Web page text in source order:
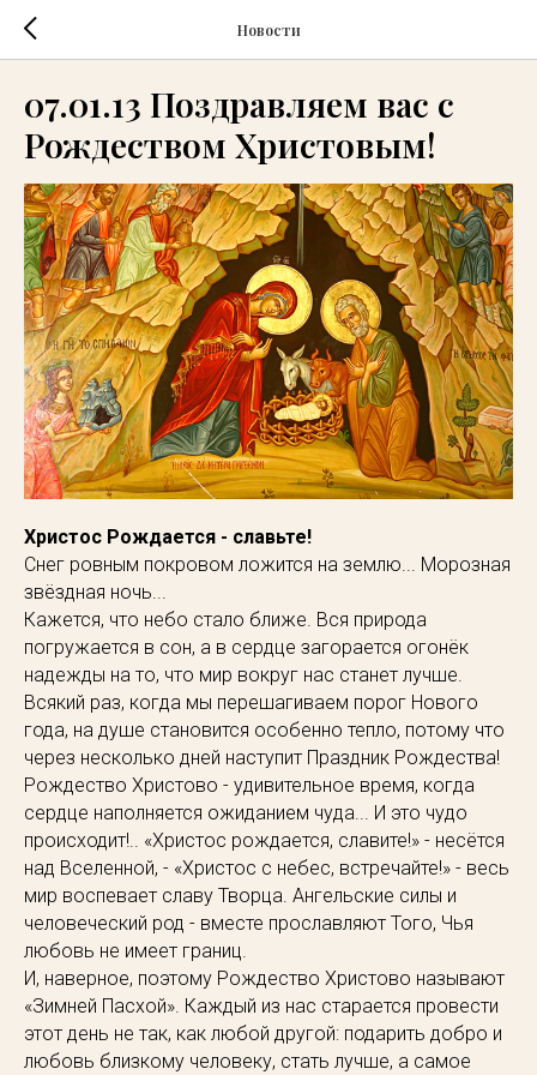
Новости
07.01.13 Поздравляем вас с
Рождеством Христовым!
Христос Рождается - славьте!
Снег ровным покровом ложится на землю... Морозная
звёздная ночь...
Кажется, что небо стало ближе. Вся природа
погружается в сон, а в сердце загорается огонёк
надежды на то, что мир вокруг нас станет лучше.
Всякий раз, когда мы перешагиваем порог Нового
года, на душе становится особенно тепло, потому что
через несколько дней наступит Праздник Рождества!
Рождество Христово - удивительное время, когда
сердце наполняется ожиданием чуда... И это чудо
происходит!.. «Христос рождается, славите!» - несётся
над Вселенной, - «Христос с небес, встречайте!» - весь
мир воспевает славу Творца. Ангельские силы и
человеческий род - вместе прославляют Того, Чья
любовь не имеет границ.
И, наверное, поэтому Рождество Христово называют
«Зимней Пасхой». Каждый из нас старается провести
этот день не так, как любой другой: подарить добро и
любовь близкому человеку, стать лучше, а самое